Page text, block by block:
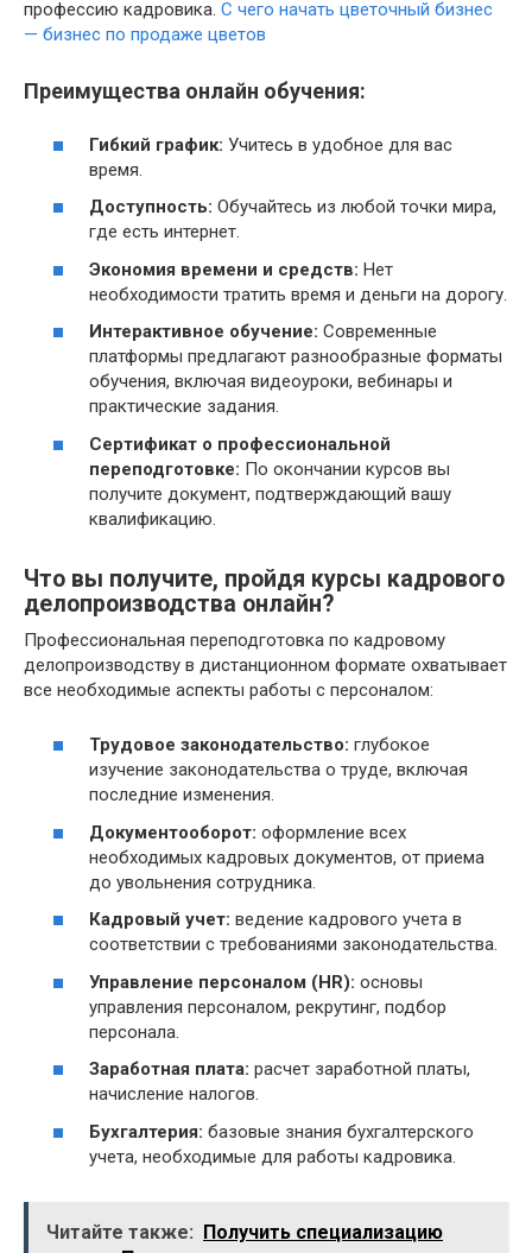
профессию кадровика. С чего начать цветочный бизнес
— бизнес по продаже цветов
Преимущества онлайн обучения:
Гибкий график: Учитесь в удобное для вас
время.
Доступность: Обучайтесь из любой точки мира,
где есть интернет.
Экономия времени и средств: Нет
необходимости тратить время и деньги на дорогу.
Интерактивное обучение: Современные
платформы предлагают разнообразные форматы
обучения, включая видеоуроки, вебинары и
практические задания.
Сертификат о профессиональной
переподготовке: По окончании курсов вы
получите документ, подтверждающий вашу
квалификацию.
Что вы получите, пройдя курсы кадрового
делопроизводства онлайн?
Профессиональная переподготовка по кадровому
делопроизводству в дистанционном формате охватывает
все необходимые аспекты работы с персоналом:
Трудовое законодательство: глубокое
изучение законодательства о труде, включая
последние изменения.
Документооборот: оформление всех
необходимых кадровых документов, от приема
до увольнения сотрудника.
Кадровый учет: ведение кадрового учета в
соответствии с требованиями законодательства.
Управление персоналом (HR): основы
управления персоналом, рекрутинг, подбор
персонала.
Заработная плата: расчет заработной платы,
начисление налогов.
Бухгалтерия: базовые знания бухгалтерского
учета, необходимые для работы кадровика.
Читайте также: Получить специализацию